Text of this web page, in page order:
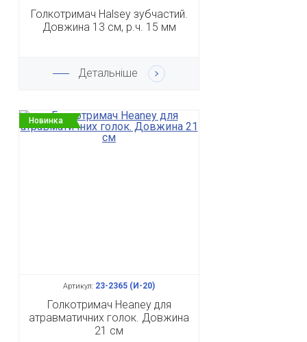
Голкотримач Halsey зубчастий.
Довжина 13 см, р.ч. 15 мм
Детальніше
Новинка
Артикул: 23-2365 (И-20)
Голкотримач Heaney для
атравматичних голок. Довжина
21 см